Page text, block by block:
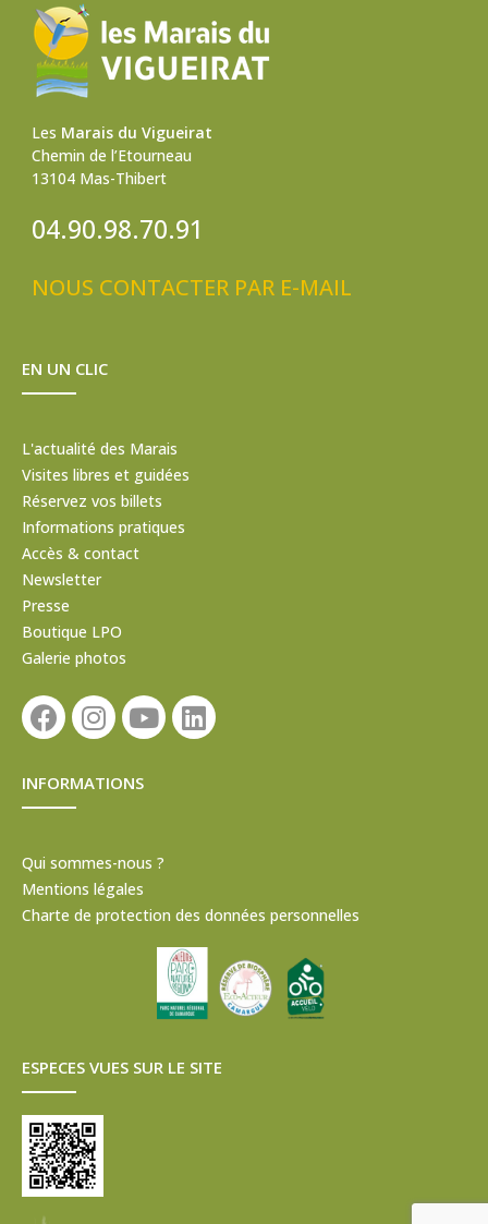
Les Marais du Vigueirat
Chemin de l’Etourneau
13104 Mas-Thibert
04.90.98.70.91
NOUS CONTACTER PAR E-MAIL
EN UN CLIC
L'actualité des Marais
Visites libres et guidées
Réservez vos billets
Informations pratiques
Accès & contact
Newsletter
Presse
Boutique LPO
Galerie photos
INFORMATIONS
Qui sommes-nous ?
Mentions légales
Charte de protection des données personnelles
ESPECES VUES SUR LE SITE